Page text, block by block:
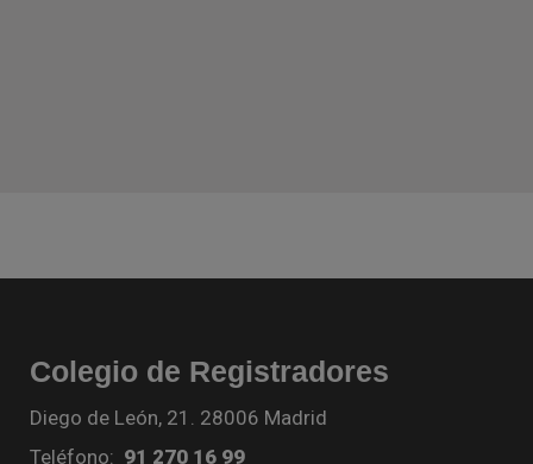
Colegio de Registradores
Diego de León, 21. 28006 Madrid
Teléfono: 91 270 16 99